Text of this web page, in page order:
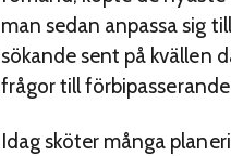
man sedan anpassa sig
sökande sent på kvällen
frågor till
Idag sköter många